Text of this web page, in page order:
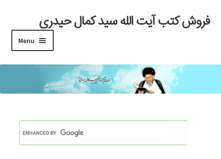
Skip
to
Skip
to
فروش کتب آیت الله سید کمال حیدری
Menu
خانه
#97 (بدون عنوان)
Checkout